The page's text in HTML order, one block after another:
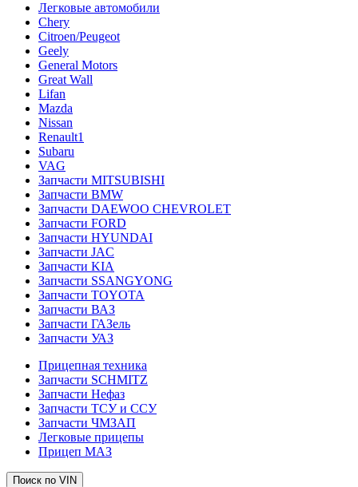
Легковые автомобили
Chery
Citroen/Peugeot
Geely
General Motors
Great Wall
Lifan
Mazda
Nissan
Renault1
Subaru
VAG
Запчасти MITSUBISHI
Запчасти BMW
Запчасти DAEWOO CHEVROLET
Запчасти FORD
Запчасти HYUNDAI
Запчасти JAC
Запчасти KIA
Запчасти SSANGYONG
Запчасти TOYOTA
Запчасти ВАЗ
Запчасти ГАЗель
Запчасти УАЗ
Прицепная техника
Запчасти SCHMITZ
Запчасти Нефаз
Запчасти ТСУ и ССУ
Запчасти ЧМЗАП
Легковые прицепы
Прицеп МАЗ
Поиск по VIN